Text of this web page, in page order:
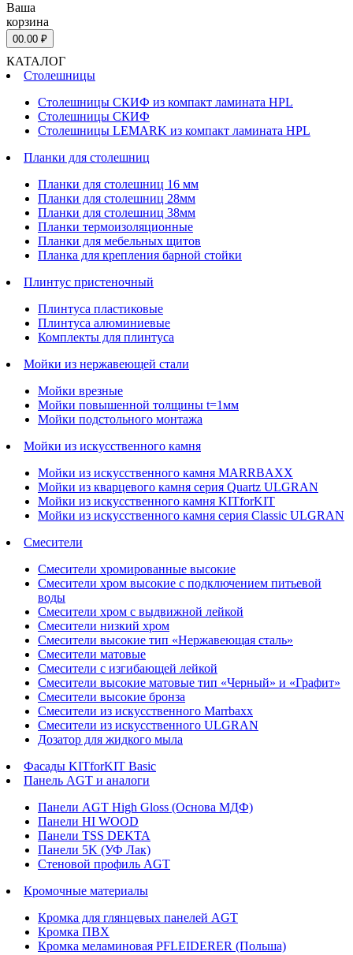
Ваша
корзина
00.00 ₽
КАТАЛОГ
Столешницы
Столешницы СКИФ из компакт ламината HPL
Столешницы СКИФ
Столешницы LEMARK из компакт ламината HPL
Планки для столешниц
Планки для столешниц 16 мм
Планки для столешниц 28мм
Планки для столешниц 38мм
Планки термоизоляционные
Планки для мебельных щитов
Планка для крепления барной стойки
Плинтус пристеночный
Плинтуса пластиковые
Плинтуса алюминиевые
Комплекты для плинтуса
Мойки из нержавеющей стали
Мойки врезные
Мойки повышенной толщины t=1мм
Мойки подстольного монтажа
Мойки из искусственного камня
Мойки из искусственного камня MARRBAXX
Мойки из кварцевого камня серия Quartz ULGRAN
Мойки из искусственного камня KITforKIT
Мойки из искусственного камня серия Classic ULGRAN
Смесители
Смесители хромированные высокие
Смесители хром высокие с подключением питьевой
воды
Смесители хром с выдвижной лейкой
Смесители низкий хром
Смесители высокие тип «Нержавеющая сталь»
Смесители матовые
Смесители с изгибающей лейкой
Смесители высокие матовые тип «Черный» и «Графит»
Смесители высокие бронза
Смесители из искусственного Marrbaxx
Смесители из искусственного ULGRAN
Дозатор для жидкого мыла
Фасады KITforKIT Basic
Панель AGT и аналоги
Панели AGT High Gloss (Основа МДФ)
Панели HI WOOD
Панели TSS DEKTA
Панели 5K (УФ Лак)
Стеновой профиль AGT
Кромочные материалы
Кромка для глянцевых панелей AGT
Кромка ПВХ
Кромка меламиновая PFLEIDERER (Польша)